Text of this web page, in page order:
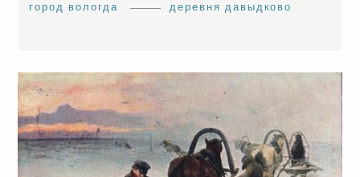
город вологда деревня давыдково